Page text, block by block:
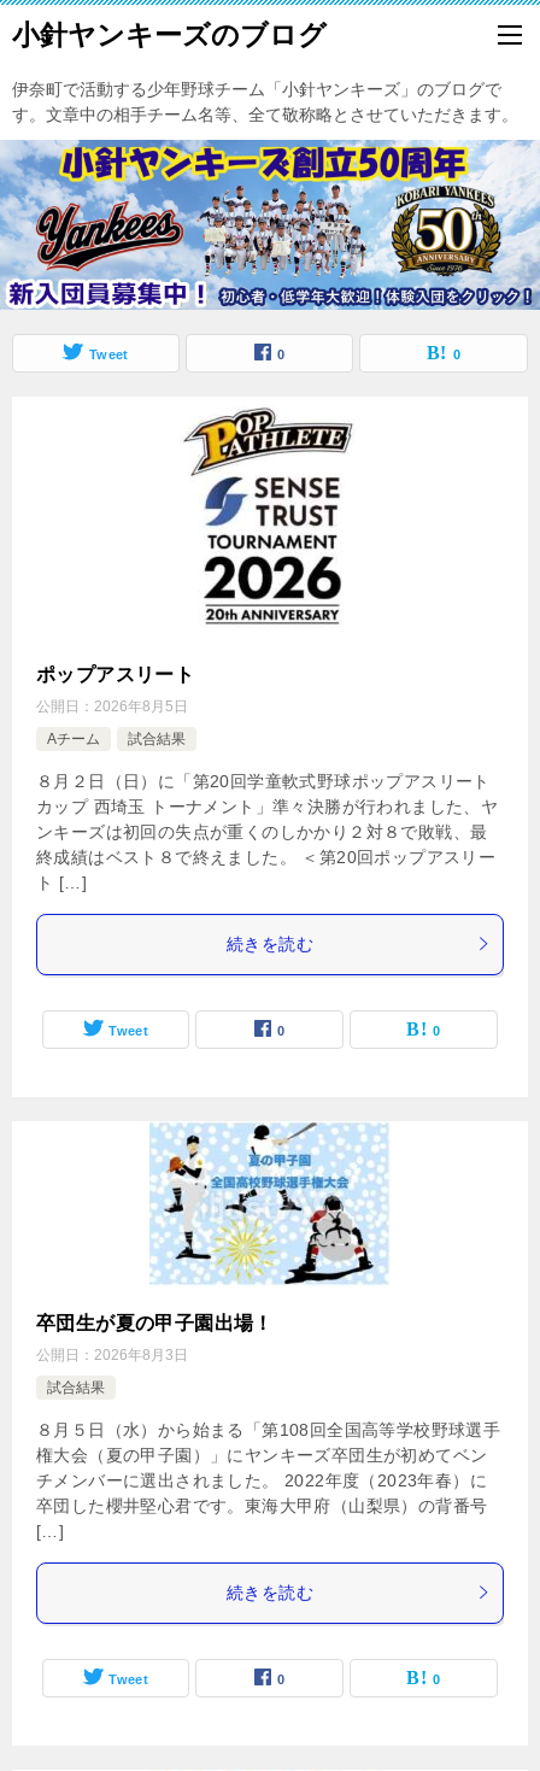
小針ヤンキーズのブログ
伊奈町で活動する少年野球チーム「小針ヤンキーズ」のブログで
す。文章中の相手チーム名等、全て敬称略とさせていただきます。
Tweet 0 0
ポップアスリート
公開日： 2026年8月5日
Aチーム
試合結果
８月２日（日）に「第20回学童軟式野球ポップアスリート
カップ 西埼玉 トーナメント」準々決勝が行われました、ヤ
ンキーズは初回の失点が重くのしかかり２対８で敗戦、最
終成績はベスト８で終えました。 ＜第20回ポップアスリー
ト […]
続きを読む
Tweet 0 0
卒団生が夏の甲子園出場！
公開日： 2026年8月3日
試合結果
８月５日（水）から始まる「第108回全国高等学校野球選手
権大会（夏の甲子園）」にヤンキーズ卒団生が初めてベン
チメンバーに選出されました。 2022年度（2023年春）に
卒団した櫻井堅心君です。東海大甲府（山梨県）の背番号
[…]
続きを読む
Tweet 0 0